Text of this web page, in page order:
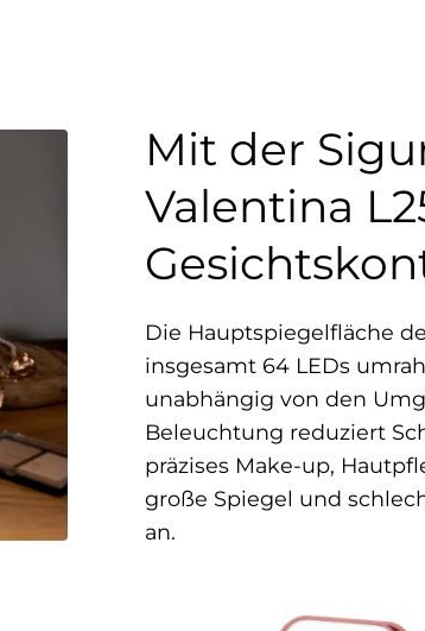
Mit der
Valentina
Die Hauptspiegelfläche
insgesamt 64 LEDs
unabhängig von den
Beleuchtung reduziert
präzises Make-up,
große Spiegel und
an.